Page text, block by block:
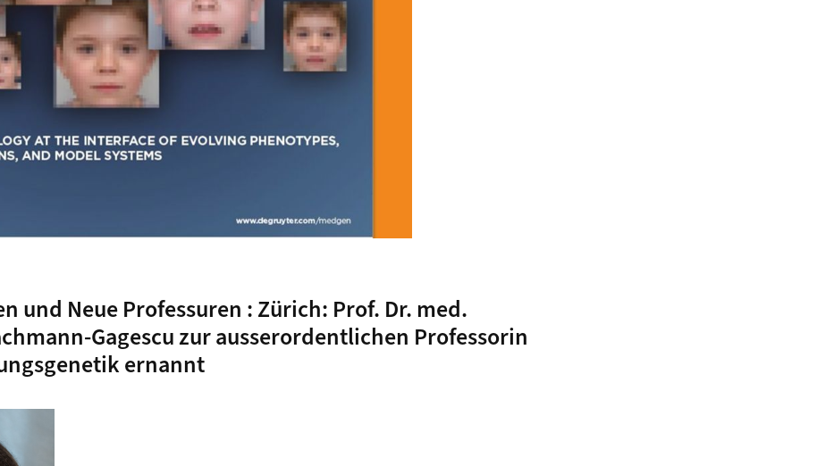
und Neue Professuren : Zürich: Prof. Dr. med.
Gagescu zur ausserordentlichen Professorin
ernannt